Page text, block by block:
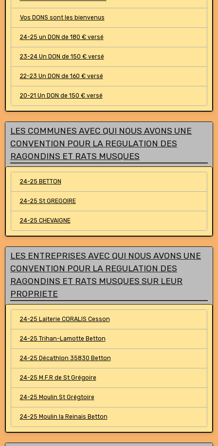
Vos DONS sont les bienvenus
24-25 un DON de 180 € versé
23-24 Un DON de 150 € versé
22-23 Un DON de 160 € versé
20-21 Un DON de 150 € versé
LES COMMUNES AVEC QUI NOUS AVONS UNE
CONVENTION POUR LA REGULATION DES
RAGONDINS ET RATS MUSQUES
24-25 BETTON
24-25 St GREGOIRE
24-25 CHEVAIGNE
LES ENTREPRISES AVEC QUI NOUS AVONS UNE
CONVENTION POUR LA REGULATION DES
RAGONDINS ET RATS MUSQUES SUR LEUR
PROPRIETE
24-25 Laiterie CORALIS Cesson
24-25 Trihan-Lamotte Betton
24-25 Décathlon 35830 Betton
24-25 M.F.R de St Grégoire
24-25 Moulin St Grégtoire
24-25 Moulin la Reinais Betton